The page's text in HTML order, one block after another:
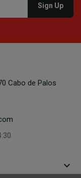
Cabo de Palos
keyboard_arrow_down